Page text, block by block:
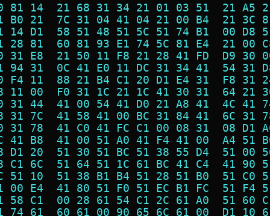
81 14  21 68 31 34 21 01 03 51  21
B0 21  7C 31 04 41 04 21 00 B4  21
14 D1  58 51 48 51 5C 51 74 B1  00
28 81  60 81 93 E1 74 5C 81 E4  21
31 E8  21 50 11 F8 21 28 41 FD  D9
94 31  0C 41 E0 11 DC 31 34 41  54
F4 11  88 21 B4 C1 20 D1 E4 31  F8
11 00  F0 31 1C 21 1C 41 30 31  64
31 44  41 00 54 41 D0 21 A8 41  4C
31 7C  41 58 41 00 BC 31 84 41  6C
31 78  41 C0 41 FC C1 00 08 31  08
41 B8  41 00 51 A0 41 F4 41 00  A4
D1 20  51 30 51 BC 51 38 55 D4  51
C1 6C  51 64 51 1C 61 BC 41 C4  41
51 10  51 38 B1 B4 51 28 51 B0  51
00 E4  41 80 51 F0 51 EC B1 FC  51
58 C1  00 28 61 54 C1 2C 61 A0  51
74 61  60 61 00 90 65 6C 61 00  D1